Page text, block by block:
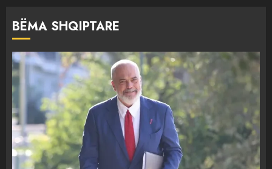
BËMA SHQIPTARE